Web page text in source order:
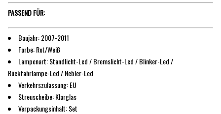
PASSEND FÜR:
Baujahr: 2007-2011
Farbe: Rot/Weiß
Lampenart: Standlicht-Led / Bremslicht-Led / Blinker-Led /
Rückfahrlampe-Led / Nebler-Led
Verkehrszulassung: EU
Streuscheibe: Klarglas
Verpackungsinhalt: Set